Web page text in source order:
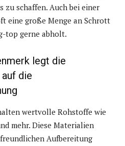
zu schaffen. Auch bei einer
eine große Menge an Schrott
top gerne abholt.
legt die
die
wertvolle Rohstoffe wie
mehr. Diese Materialien
Aufbereitung